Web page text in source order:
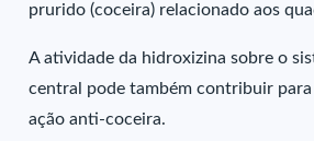
prurido (coceira) relacionado aos
A atividade da hidroxizina sobre o
central pode também contribuir
ação anti-coceira.